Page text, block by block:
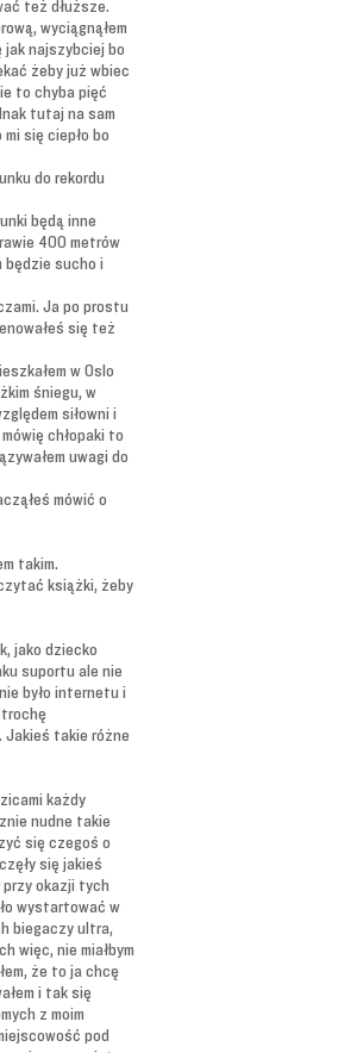
też dłuższe.
wyciągnąłem
jak najszybciej bo
żeby już wbiec
to chyba pięć
tutaj na sam
się ciepło bo
do rekordu
będą inne
400 metrów
będzie sucho i
Ja po prostu
się też
w Oslo
śniegu, w
siłowni i
chłopaki to
uwagi do
mówić o
takim.
książki, żeby
jako dziecko
suportu ale nie
było internetu i
Jakieś takie różne
każdy
nudne takie
się czegoś o
się jakieś
przy okazji tych
wystartować w
biegaczy ultra,
więc, nie miałbym
że to ja chcę
i tak się
z moim
pod